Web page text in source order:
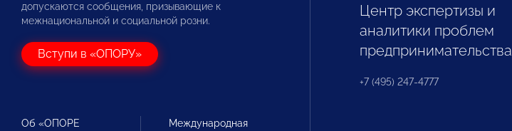
допускаются сообщения, призывающие к
межнациональной и социальной розни.
Вступи в «ОПОРУ»
Об «ОПОРЕ
Международная
Центр экспертизы и
аналитики проблем
предпринимательства
+7 (495) 247-4777